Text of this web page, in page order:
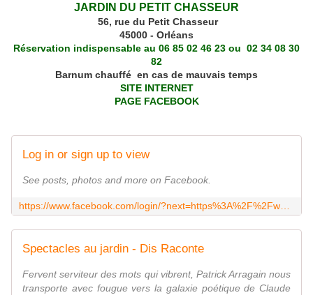
JARDIN DU PETIT CHASSEUR
56, rue du Petit Chasseur
45000 - Orléans
Réservation indispensable au 06 85 02 46 23 ou 02 34 08 30
82
Barnum chauffé en cas de mauvais temps
SITE INTERNET
PAGE FACEBOOK
Log in or sign up to view
See posts, photos and more on Facebook.
Spectacles au jardin - Dis Raconte
Fervent serviteur des mots qui vibrent, Patrick Arragain nous
transporte avec fougue vers la galaxie poétique de Claude